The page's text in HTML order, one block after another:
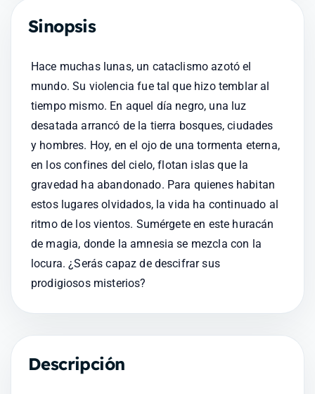
Sinopsis
Hace muchas lunas, un cataclismo azotó el
mundo. Su violencia fue tal que hizo temblar al
tiempo mismo. En aquel día negro, una luz
desatada arrancó de la tierra bosques, ciudades
y hombres. Hoy, en el ojo de una tormenta eterna,
en los confines del cielo, flotan islas que la
gravedad ha abandonado. Para quienes habitan
estos lugares olvidados, la vida ha continuado al
ritmo de los vientos. Sumérgete en este huracán
de magia, donde la amnesia se mezcla con la
locura. ¿Serás capaz de descifrar sus
prodigiosos misterios?
Descripción